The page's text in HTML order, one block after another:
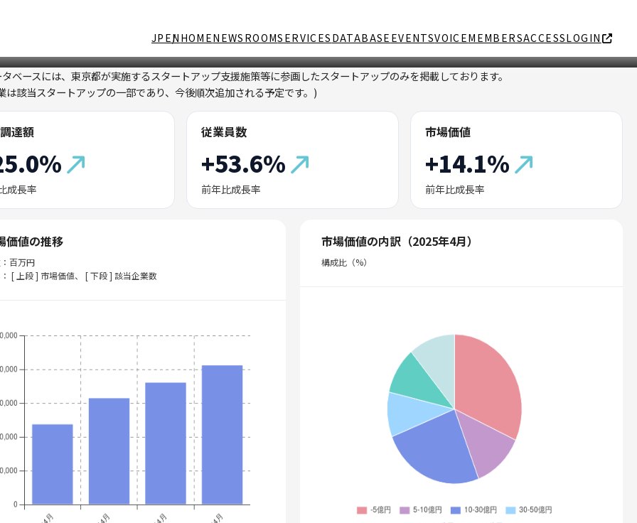
JP EN HOMENEWSROOMSERVICES DATABASE EVENTSVOICEMEMBERSACCESSLOGIN
ベースには、東京都が実施するスタートアップ支援施策等に参画したスタートアップのみを掲載しております。
は該当スタートアップの一部であり、今後順次追加される予定です。)
達額
成長率
従業員数
+53.6%
前年比成長率
市場価値
+14.1%
前年比成長率
価値の推移
百万円
[ 上段 ] 市場価値、 [ 下段 ] 該当企業数
市場価値の内訳（2025年4月）
構成比（%）